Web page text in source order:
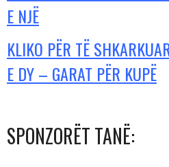
E NJË
KLIKO PËR TË
E DY – GARAT PËR KUPË
SPONZORËT TANË: